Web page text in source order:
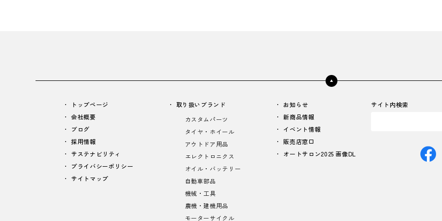
トップページ
会社概要
ブログ
採用情報
サステナビリティ
プライバシーポリシー
サイトマップ
取り扱いブランド
カスタムパーツ
タイヤ・ホイール
アウトドア用品
エレクトロニクス
オイル・バッテリー
自動車部品
機械・工具
農機・建機用品
モーターサイクル
お知らせ
新商品情報
イベント情報
販売店窓口
オートサロン2025 画像DL
サイト内検索